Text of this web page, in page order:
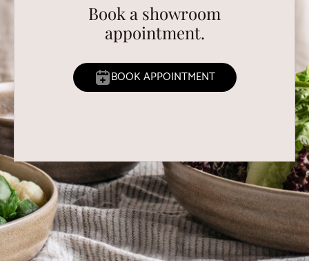
Book a showroom
appointment.
BOOK APPOINTMENT